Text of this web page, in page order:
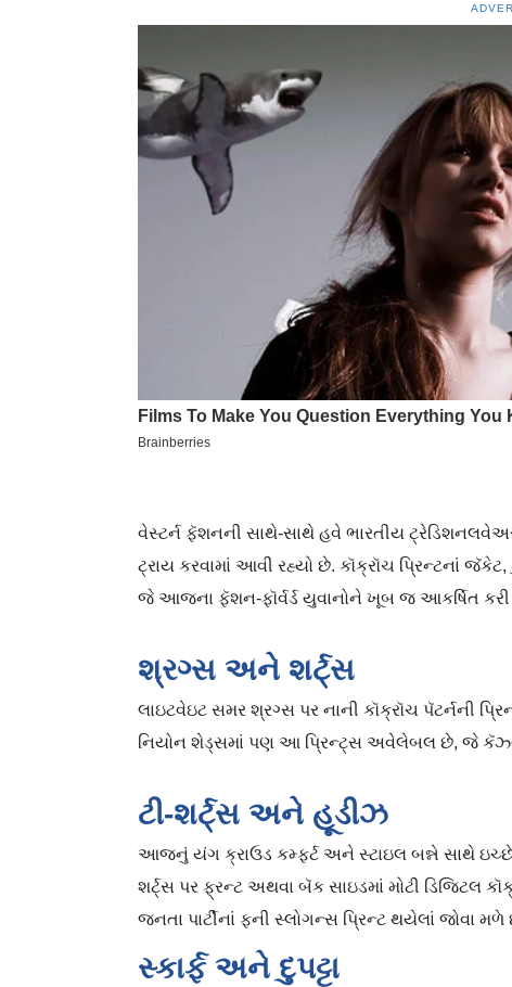
વેસ્ટર્ન ફૅશનની સાથે-સાથે હવે ભારતીય
ટ્રાય કરવામાં આવી રહ્યો છે. કૉક્રૉચ પ્રિન્ટનાં
જે આજના ફૅશન-ફૉર્વર્ડ યુવાનોને ખૂબ જ આકર્ષિત કરી
શ્રગ્સ અને શર્ટ્‍સ
લાઇટવેઇટ સમર શ્રગ્સ પર નાની કૉક્રૉચ પૅટર્નની
નિયોન શેડ્સમાં પણ આ પ્રિન્ટ્સ અવેલેબલ છે, જે
ટી-શર્ટ્સ અને હૂડીઝ
આજનું યંગ ક્રાઉડ કમ્ફર્ટ અને સ્ટાઇલ બન્ને સાથે
શર્ટ્‍સ પર ફ્રન્ટ અથવા બૅક સાઇડમાં મોટી ડિજિટલ
જનતા પાર્ટીનાં ફની સ્લોગન્સ પ્રિન્ટ થયેલાં જોવા મળે
સ્કાર્ફ અને દુપટ્ટા